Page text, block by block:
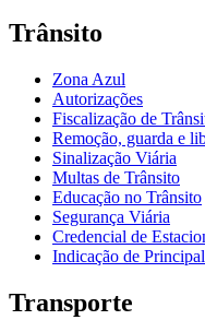
Trânsito
Zona Azul
Autorizações
Fiscalização de
Remoção, guarda e
Sinalização Viária
Multas de Trânsito
Educação no Trânsito
Segurança Viária
Credencial de
Indicação de
Transporte